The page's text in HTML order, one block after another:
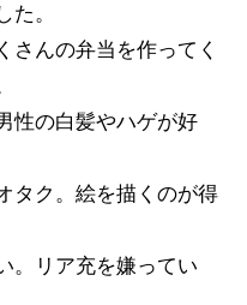
た。
さんの弁当を作ってく
性の白髪やハゲが好
タク。絵を描くのが得
。リア充を嫌ってい